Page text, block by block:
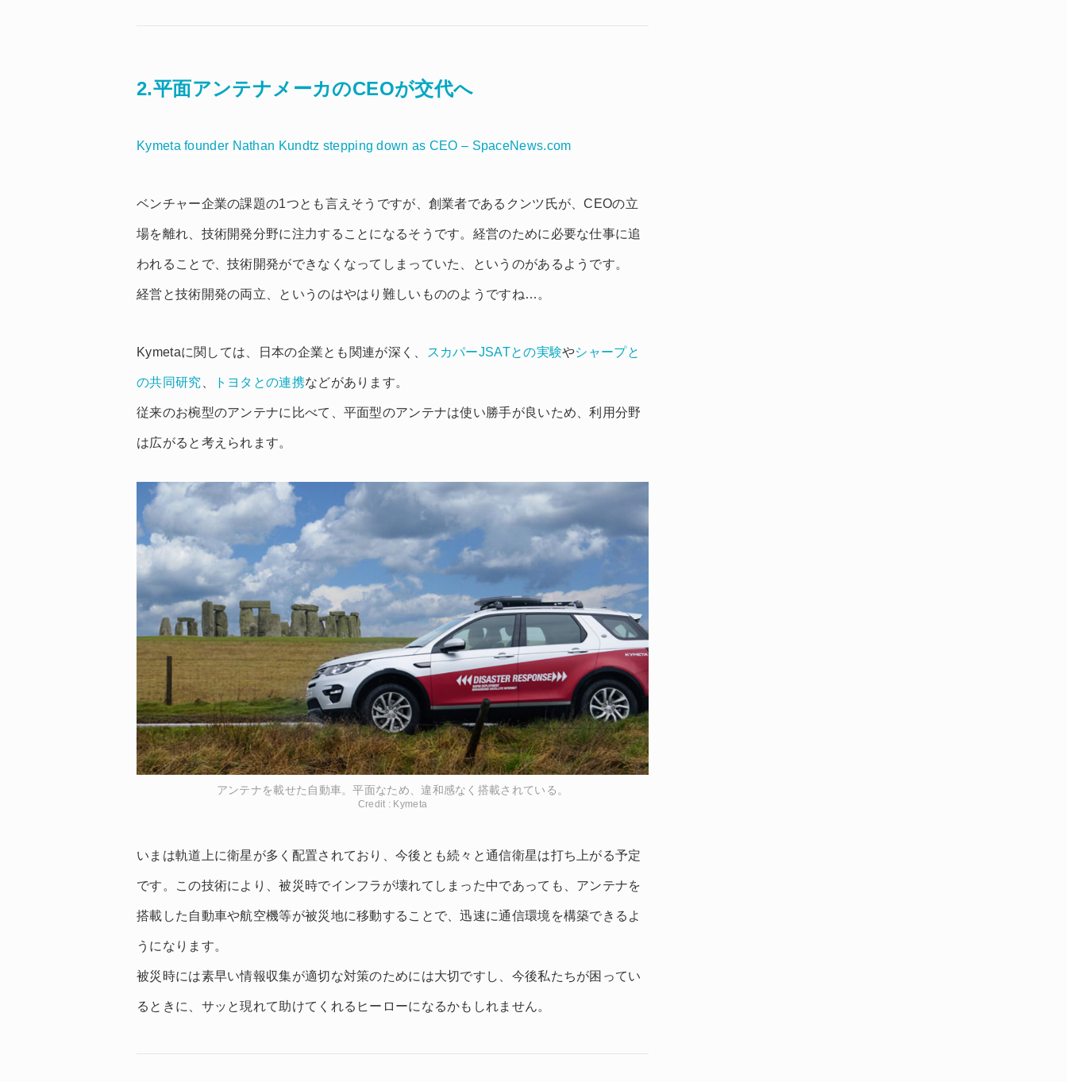
2.平面アンテナメーカのCEOが交代へ
Kymeta founder Nathan Kundtz stepping down as CEO – SpaceNews.com
ベンチャー企業の課題の1つとも言えそうですが、創業者であるクンツ氏が、CEOの立
場を離れ、技術開発分野に注力することになるそうです。経営のために必要な仕事に追
われることで、技術開発ができなくなってしまっていた、というのがあるようです。
経営と技術開発の両立、というのはやはり難しいもののようですね…。
Kymetaに関しては、日本の企業とも関連が深く、 スカパーJSATとの実験やシャープと
の共同研究 トヨタとの連携などがあります。
従来のお椀型のアンテナに比べて、平面型のアンテナは使い勝手が良いため、利用分野
は広がると考えられます。
アンテナを載せた自動車。平面なため、違和感なく搭載されている。
Credit : Kymeta
いまは軌道上に衛星が多く配置されており、今後とも続々と通信衛星は打ち上がる予定
です。この技術により、被災時でインフラが壊れてしまった中であっても、アンテナを
搭載した自動車や航空機等が被災地に移動することで、迅速に通信環境を構築できるよ
うになります。
被災時には素早い情報収集が適切な対策のためには大切ですし、今後私たちが困ってい
るときに、サッと現れて助けてくれるヒーローになるかもしれません。